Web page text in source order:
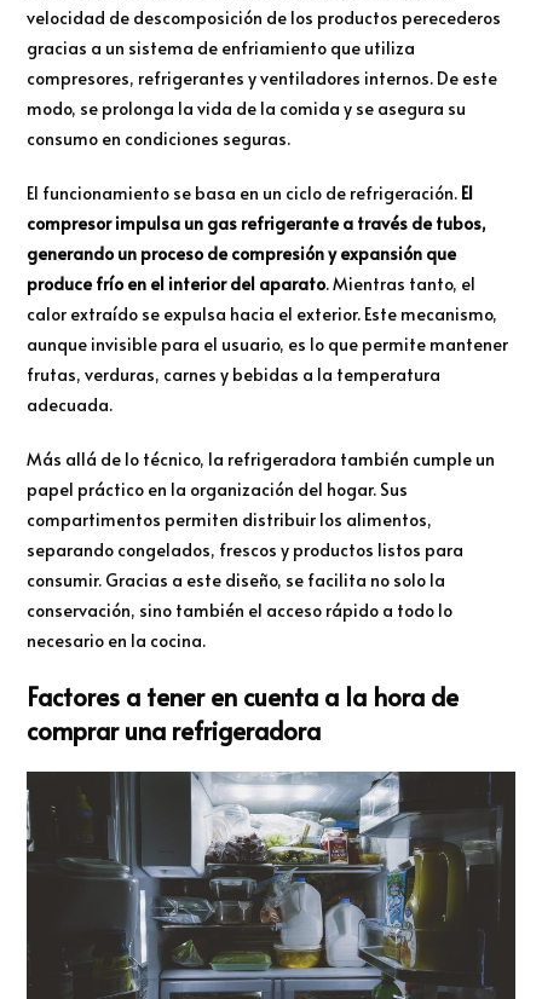
velocidad de descomposición de los productos perecederos
gracias a un sistema de enfriamiento que utiliza
compresores, refrigerantes y ventiladores internos. De este
modo, se prolonga la vida de la comida y se asegura su
consumo en condiciones seguras.
El funcionamiento se basa en un ciclo de refrigeración. El
compresor impulsa un gas refrigerante a través de tubos,
generando un proceso de compresión y expansión que
produce frío en el interior del aparato. Mientras tanto, el
calor extraído se expulsa hacia el exterior. Este mecanismo,
aunque invisible para el usuario, es lo que permite mantener
frutas, verduras, carnes y bebidas a la temperatura
adecuada.
Más allá de lo técnico, la refrigeradora también cumple un
papel práctico en la organización del hogar. Sus
compartimentos permiten distribuir los alimentos,
separando congelados, frescos y productos listos para
consumir. Gracias a este diseño, se facilita no solo la
conservación, sino también el acceso rápido a todo lo
necesario en la cocina.
Factores a tener en cuenta a la hora de
comprar una refrigeradora